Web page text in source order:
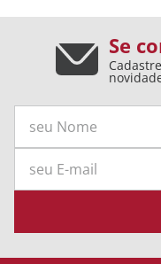
Se